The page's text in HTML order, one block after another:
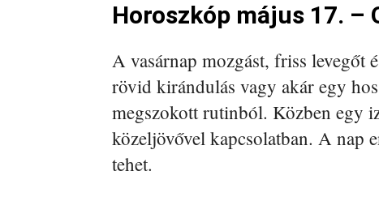
Horoszkóp május 17. –
A vasárnap mozgást, friss
rövid kirándulás vagy akár egy
megszokott rutinból. Közben egy
közeljövővel kapcsolatban. A nap
tehet.